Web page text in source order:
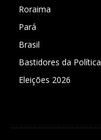
Roraima
Pará
Brasil
Bastidores da Política
Eleições 2026